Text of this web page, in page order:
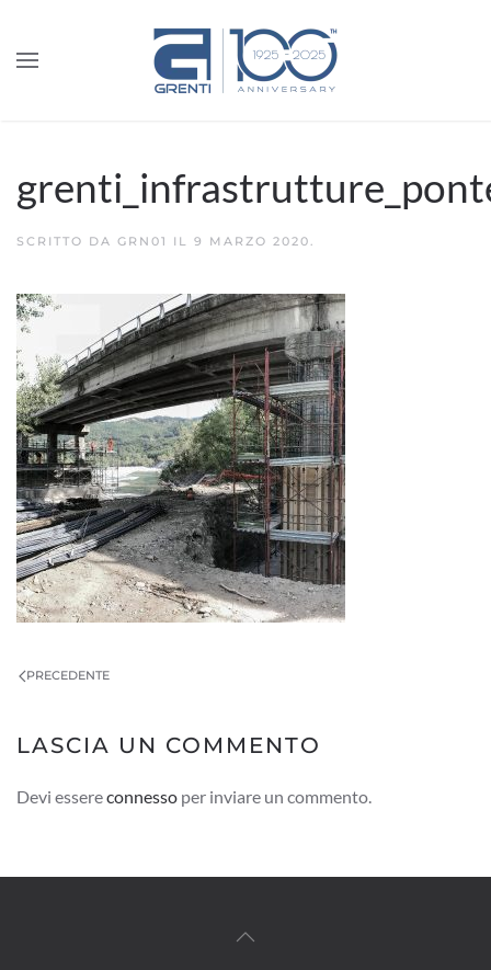
SCRITTO DA GRN01 IL 9 MARZO 2020.
PRECEDENTE
LASCIA UN COMMENTO
Devi essereconnesso per inviare un commento.